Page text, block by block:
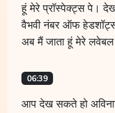
हूं मेरे प्रॉस्पेक्ट्स पे।
वैभवी नंबर ऑफ
अब मैं जाता हूं मेरे
06:39
आप देख सकते हो